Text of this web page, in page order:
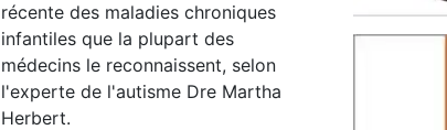
récente des maladies chroniques
infantiles que la plupart des
médecins le reconnaissent, selon
l'experte de l'autisme Dre Martha
Herbert.